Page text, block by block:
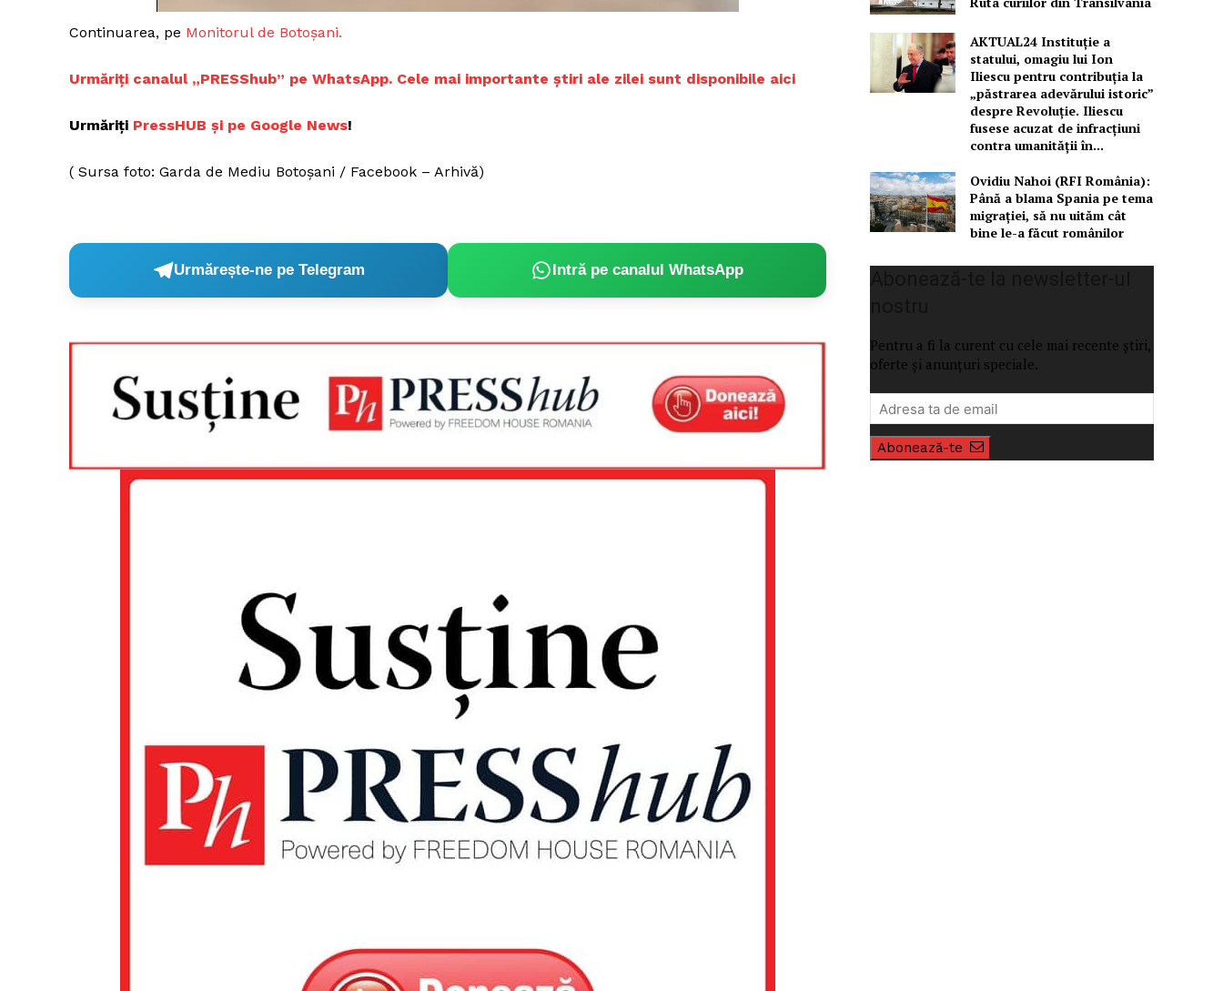
Continuarea, pe Monitorul de Botoșani.
Urmăriți canalul „PRESShub” pe WhatsApp. Cele mai importante știri ale zilei sunt disponibile aici
Urmăriți PressHUB și pe Google News!
( Sursa foto: Garda de Mediu Botoșani / Facebook – Arhivă)
Urmărește-ne pe Telegram Intră pe canalul WhatsApp
AKTUAL24 Instituție a
statului, omagiu lui Ion
Iliescu pentru contribuția la
„păstrarea adevărului istoric”
despre Revoluție. Iliescu
fusese acuzat de infracțiuni
contra umanității în...
Ovidiu Nahoi (RFI România):
Până a blama Spania pe tema
migrației, să nu uităm cât
bine le-a făcut românilor
Pentru a fi la curent cu cele mai recente știri,
oferte și anunțuri speciale.
Abonează-te